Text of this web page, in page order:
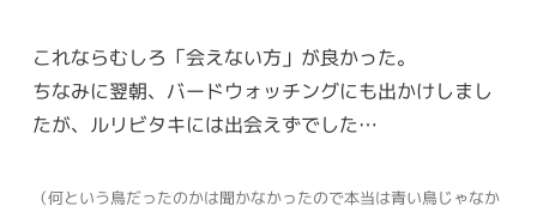
これならむしろ「会えない方」が良かった。
ちなみに翌朝、バードウォッチングにも出かけしまし
たが、ルリビタキには出会えずでした…
（何という鳥だったのかは聞かなかったので本当は青い鳥じゃなか